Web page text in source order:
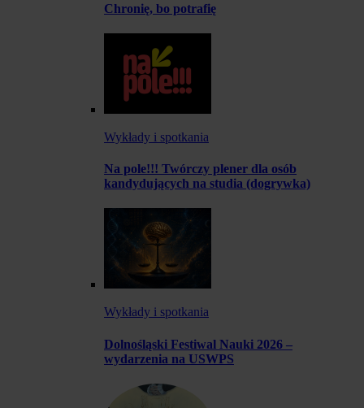
Chronię, bo potrafię
Wykłady i spotkania
Na pole!!! Twórczy plener dla osób
kandydujących na studia (dogrywka)
Wykłady i spotkania
Dolnośląski Festiwal Nauki 2026 –
wydarzenia na USWPS